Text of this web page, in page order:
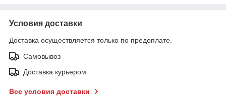
Условия доставки
Доставка осуществляется только по предоплате.
Самовывоз
Доставка курьером
Все условия доставки